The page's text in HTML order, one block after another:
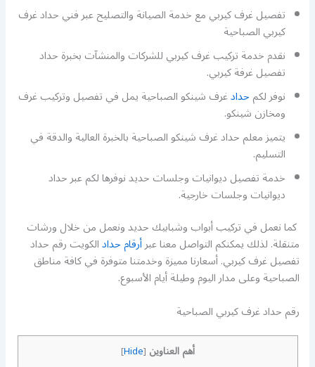
تفصيل غرف كيربي مع خدمة الصيانة والتصليح عبر فني حداد غرف
كيربي الصباحية
نقدم خدمة تركيب غرف كيربي للشركات والمنشآت بخبرة حداد
تفصيل غرفة كيربي.
نوفر لكمحدادغرف شينكو الصباحية يمل في تفصيل وتركيب غرف
ومخازن شينكو.
يتميز معلم حداد غرف شينكو الصباحية بالخبرة العالية والدقة في
التسليم.
خدمة تفصيل ديوانيات وجلسات حديد نوفرها لكم عبر حداد
ديوانيات وجلسات خارجية.
كما نعمل في تركيب أبواب وشبابيك حديد ونعمل من خلال ورشات
متنقلة. لذلك يمكنكم التواصل معنا عبرأرقام حدادالكويت رقم حداد
تفصيل غرف كيربي. أسعارنا مميزة وخدمتنا متوفرة في كافة مناطق
الصباحية وعلى مدار اليوم وطيلة أيام الأسبوع.
رقم حداد غرف كيربي الصباحية
أهم العناوين [
Hide
]